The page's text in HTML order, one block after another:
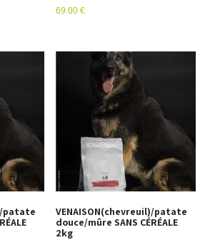
69.00€
patate
VENAISON(chevreuil)/patate
douce/mûre SANS CÉRÉALE
2kg